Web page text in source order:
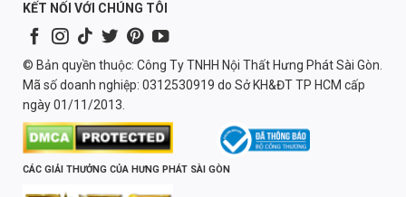
KẾT NỐI VỚI CHÚNG TÔI
© Bản quyền thuộc: Công Ty TNHH Nội Thất Hưng Phát Sài Gòn.
Mã số doanh nghiệp: 0312530919 do Sở KH&ĐT TP HCM cấp
ngày 01/11/2013.
CÁC GIẢI THƯỞNG CỦA HƯNG PHÁT SÀI GÒN